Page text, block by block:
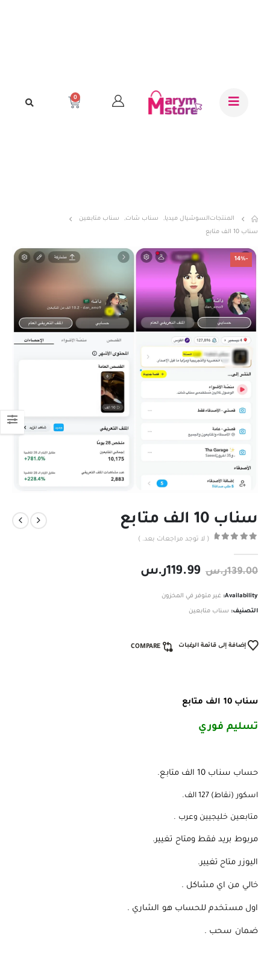
0
المنتجاتالسوشيال ميديا, سناب شات,
سناب متابعين
سناب 10 الف متابع
-14%
سناب 10 الف متابع
( لا توجد مراجعات بعد. )
139.00ر.س 119.99ر.س
Availability: غير متوفر في المخزون
التصنيف: سناب متابعين
إضافة إلى قائمة الرغبات COMPARE
سناب 10 الف متابع
تسليم فوري ️
حساب سناب 10 الف متابع.
اسكور (نقاط) 127 الف.
متابعين خليجيين وعرب .
️️️مربوط بريد فقط ومتاح تغيير.
اليوزر متاح تغيير.
️️️خالي من اي مشاكل .
️️️اول مستخدم للحساب هو الشاري .
️️️ضمان سحب .